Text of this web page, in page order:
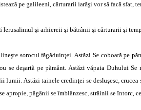
pe galileeni, cărturarii iarăşi vor să facă sfat,
Ierusalimul şi arhiereii şi bătrânii şi cărturarii şi
sorocul făgăduinţei. Astăzi Se coboară pe
se deşartă pe pământ. Astăzi văpaia Duhului
lumii. Astăzi tainele credinţei se desluşesc,
apropie, păgânii se îmblânzesc, străinii se întorc,